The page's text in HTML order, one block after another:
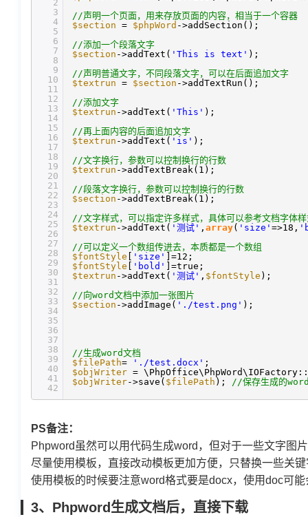
2
3
4
5
6
7
8
9
10
11
12
13
14
15
16
17
18
19
20
21
22
23
24
25
26
27
28
29
30
31
32
33
34
35
36
37
38
39
40
41
42
//声明一个页面，用来存放页面的内容，相当于一个容器
$section = $phpWord ->addSection();
//添加一个段落文字
$section ->addText( 'This is text' );
//声明普通文字，不同段落文字，可以在后面追加文字
$textrun = $section ->addTextRun();
//添加文字
$textrun ->addText( 'This' );
//再上面内容的后面追加文字
$textrun ->addText( 'is' );
//文字换行，参数可以控制换行的行数
$textrun ->addTextBreak(1);
//段落文字换行，参数可以控制换行的行数
$section ->addTextBreak(1);
//文字样式，可以指定许多样式，具体可以参考文档字体
$textrun ->addText( '测试' , array( 'size' =>18,
//可以定义一个数组传进去，本质都是一个数组
$fontStyle
'size'
]=12;
$fontStyle
'bold'
]=true;
$textrun ->addText( '测试' , $fontStyle );
//向word文档中添加一张图片
$section ->addImage( './test.png' );
//生成word文档
$filePath= './test.docx' ;
$objWriter =
$objWriter->save( $filePath ); //保存生成的
PS备注：
Phpword虽然可以用代码生成word，但对于一些文字图
尽量使用模板，直接改动模板更加方便，只替换一些关
使用模板的时候要注意word格式要是docx，使用doc可能
3、Phpword生成文档后，直接下载